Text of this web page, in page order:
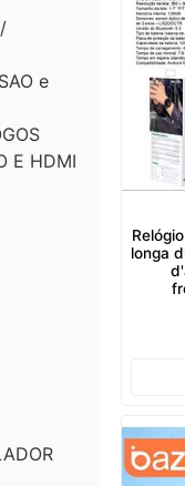
e
E HDMI
longa